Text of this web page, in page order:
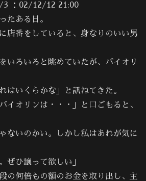
3 ：02/12/12 21:00
たある日。
店番をしていると、身なりのいい男
いろいろと眺めていたが、バイオリ
はいくらかな」と訊ねてきた。
イオリンは・・・」と口ごもると、
ないのかい。しかし私はあれが気に
ぜひ譲って欲しい」
の何倍もの額のお金を取り出し、主